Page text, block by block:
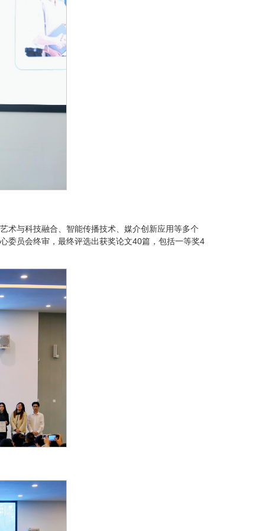
术与科技融合、智能传播技术、媒介创新应用等多个
委员会终审，最终评选出获奖论文40篇，包括一等奖4